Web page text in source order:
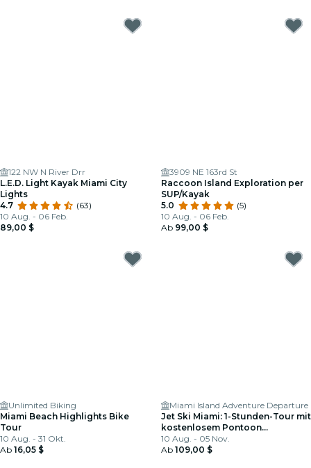
122 NW N River Drr
L.E.D. Light Kayak Miami City
Lights
4.7
(63)
10 Aug. - 06 Feb.
89,00 $
3909 NE 163rd St
Raccoon Island Exploration per
SUP/Kayak
5.0
(5)
10 Aug. - 06 Feb.
Ab 99,00 $
Unlimited Biking
Miami Beach Highlights Bike
Tour
10 Aug. - 31 Okt.
Ab 16,05 $
Miami Island Adventure Departure
Jet Ski Miami: 1-Stunden-Tour mit
kostenlosem Pontoon
Sightseeing in South Beach
10 Aug. - 05 Nov.
Ab 109,00 $